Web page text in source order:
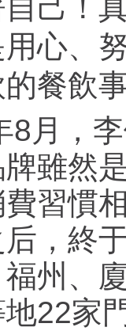
己！
心、
餐飲
，李
雖然
習慣
，終
州、
22家